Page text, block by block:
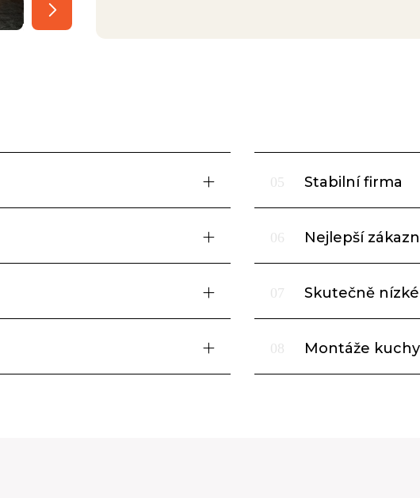
05 Stabilní firma
06 Nejlepší
07 Skutečně
08 Montáže